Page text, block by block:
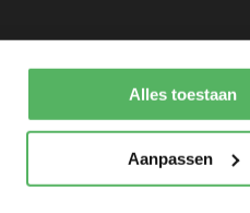
Alles toestaan
Aanpassen
2026 copyright